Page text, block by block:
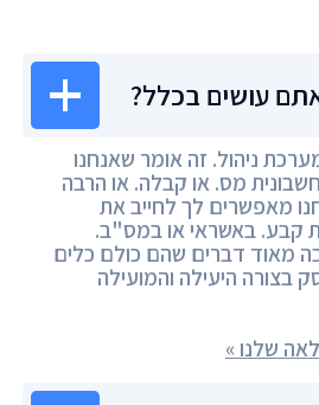
עושים בכלל?
ניהול. זה אומר שאנחנו
מס. או קבלה. או הרבה
מאפשרים לך לחייב את
קבע. באשראי או במס"ב.
מאוד דברים שהם כולם כלים
בצורה היעילה והמועילה
שלנו »